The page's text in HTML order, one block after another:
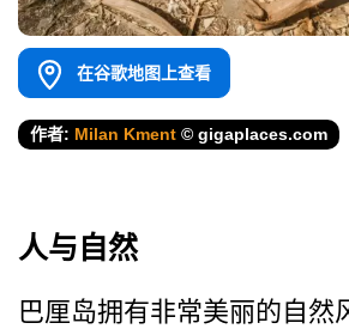
在谷歌地图上查看
作者: Milan Kment © gigaplaces.com
人与自然
巴厘岛拥有非常美丽的自然